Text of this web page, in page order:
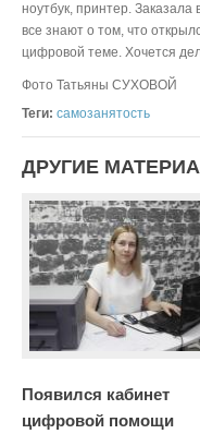
ноутбук, принтер.
все знают о том, что
цифровой теме. Хочется
Фото Татьяны СУХОВОЙ
Теги: самозанятость
ДРУГИЕ
Появился кабинет
цифровой помощи